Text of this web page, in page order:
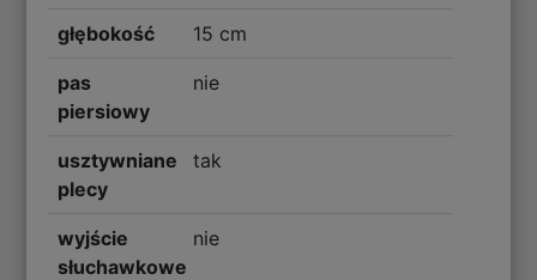
głębokość 15 cm
pas
piersiowy
nie
usztywniane
plecy
tak
wyjście
słuchawkowe
nie